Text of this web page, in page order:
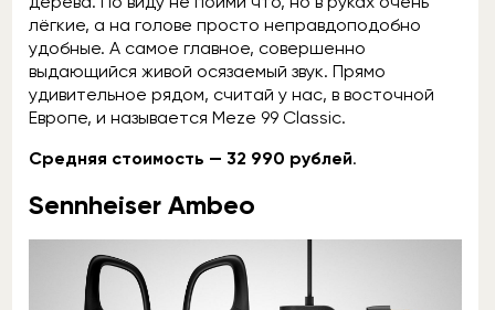
лёгкие, а на голове просто неправдоподобно
удобные. А самое главное, совершенно
выдающийся живой осязаемый звук. Прямо
удивительное рядом, считай у нас, в восточной
Европе, и называется Meze 99 Classic.
Средняя стоимость — 32 990 рублей.
Sennheiser Ambeo